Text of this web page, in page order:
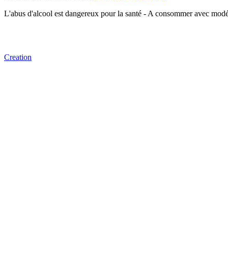
L'abus d'alcool est dangereux pour la santé - A consommer avec
Creation